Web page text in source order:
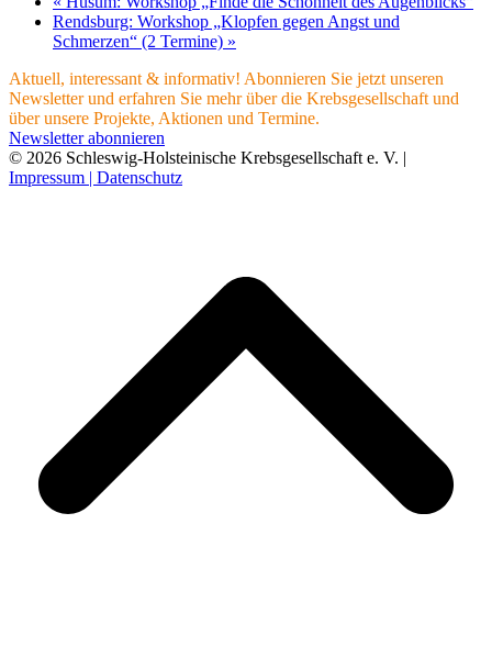
Rendsburg: Workshop „Klopfen gegen Angst und
Schmerzen“ (2 Termine) »
Aktuell, interessant & informativ! Abonnieren Sie jetzt unseren
Newsletter und erfahren Sie mehr über die Krebsgesellschaft und
über unsere Projekte, Aktionen und Termine.
Newsletter abonnieren
© 2026 Schleswig-Holsteinische Krebsgesellschaft e. V. |
Impressum | Datenschutz